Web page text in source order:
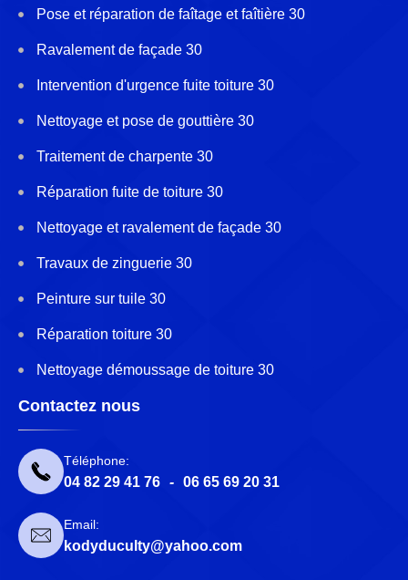
Pose et réparation de faîtage et faîtière 30
Ravalement de façade 30
Intervention d'urgence fuite toiture 30
Nettoyage et pose de gouttière 30
Traitement de charpente 30
Réparation fuite de toiture 30
Nettoyage et ravalement de façade 30
Travaux de zinguerie 30
Peinture sur tuile 30
Réparation toiture 30
Nettoyage démoussage de toiture 30
Contactez nous
Téléphone:
04 82 29 41 76 - 06 65 69 20 31
Email:
kodyduculty@yahoo.com